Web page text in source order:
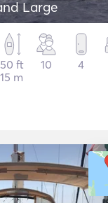
Large
50 ft
15 m
10 4